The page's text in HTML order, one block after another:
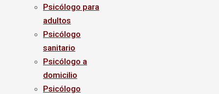
Psicólogo para
adultos
Psicólogo
sanitario
Psicólogo a
domicilio
Psicólogo